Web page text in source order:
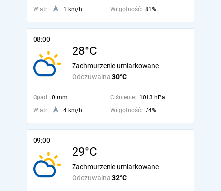
Wiatr: 1 km/h Wilgotność: 81%
08:00
28°C
Odczuwalna 30°C
Zachmurzenie umiarkowane
Opad: 0 mm Ciśnienie: 1013 hPa
Wiatr:
4 km/h Wilgotność: 74%
09:00
29°C
Odczuwalna 32°C
Zachmurzenie umiarkowane